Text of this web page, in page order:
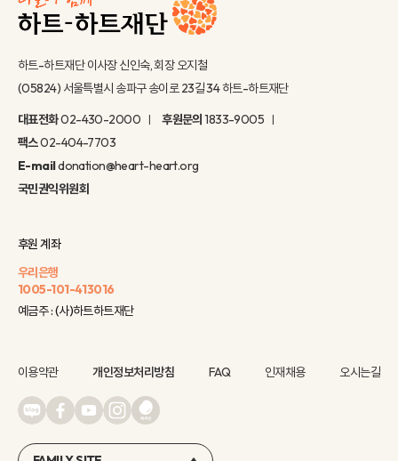
하트-하트재단 이사장 신인숙, 회장 오지철
(05824) 서울특별시 송파구 송이로 23길 34 하트-하트재단
대표전화02-430-2000 후원문의1833-9005
팩스02-404-7703
E-maildonation@heart-heart.org
국민권익위원회
후원 계좌
우리은행
1005-101-413016
예금주 : (사)하트하트재단
이용약관 개인정보처리방침 FAQ 인재채용 오시는길